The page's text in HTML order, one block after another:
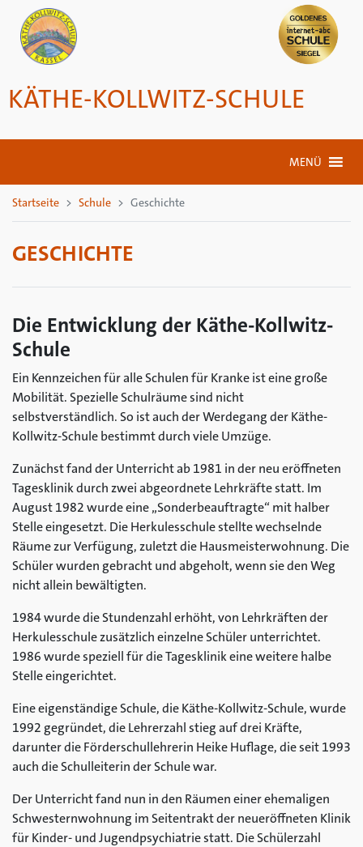
KÄTHE-KOLLWITZ-SCHULE
MENÜ
Startseite Schule Geschichte
GESCHICHTE
Die Entwicklung der Käthe-Kollwitz-
Schule
Ein Kennzeichen für alle Schulen für Kranke ist eine große
Mobilität. Spezielle Schulräume sind nicht
selbstverständlich. So ist auch der Werdegang der Käthe-
Kollwitz-Schule bestimmt durch viele Umzüge.
Zunächst fand der Unterricht ab 1981 in der neu eröffneten
Tagesklinik durch zwei abgeordnete Lehrkräfte statt. Im
August 1982 wurde eine „Sonderbeauftragte“ mit halber
Stelle eingesetzt. Die Herkulesschule stellte wechselnde
Räume zur Verfügung, zuletzt die Hausmeisterwohnung. Die
Schüler wurden gebracht und abgeholt, wenn sie den Weg
nicht allein bewältigten.
1984 wurde die Stundenzahl erhöht, von Lehrkräften der
Herkulesschule zusätzlich einzelne Schüler unterrichtet.
1986 wurde speziell für die Tagesklinik eine weitere halbe
Stelle eingerichtet.
Eine eigenständige Schule, die Käthe-Kollwitz-Schule, wurde
1992 gegründet, die Lehrerzahl stieg auf drei Kräfte,
darunter die Förderschullehrerin Heike Huflage, die seit 1993
auch die Schulleiterin der Schule war.
Der Unterricht fand nun in den Räumen einer ehemaligen
Schwesternwohnung im Seitentrakt der neueröffneten Klinik
für Kinder- und Jugendpsychiatrie statt. Die Schülerzahl